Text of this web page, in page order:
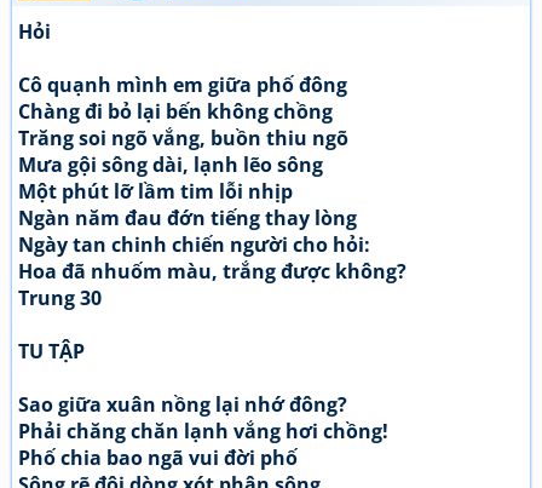
Hỏi
Cô quạnh mình em giữa phố đông
Chàng đi bỏ lại bến không chồng
Trăng soi ngõ vắng, buồn thiu ngõ
Mưa gội sông dài, lạnh lẽo sông
Một phút lỡ lầm tim lỗi nhịp
Ngàn năm đau đớn tiếng thay lòng
Ngày tan chinh chiến người cho hỏi:
Hoa đã nhuốm màu, trắng được không?
Trung 30
TU TẬP
Sao giữa xuân nồng lại nhớ đông?
Phải chăng chăn lạnh vắng hơi chồng!
Phố chia bao ngã vui đời phố